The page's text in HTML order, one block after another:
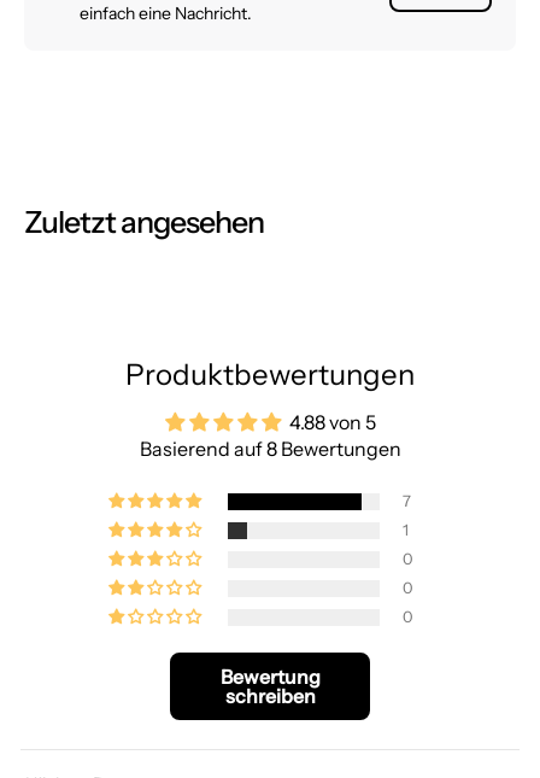
einfach eine Nachricht.
Zuletzt angesehen
Produktbewertungen
4.88 von 5
Basierend auf 8 Bewertungen
7
1
0
0
0
Bewertung
schreiben